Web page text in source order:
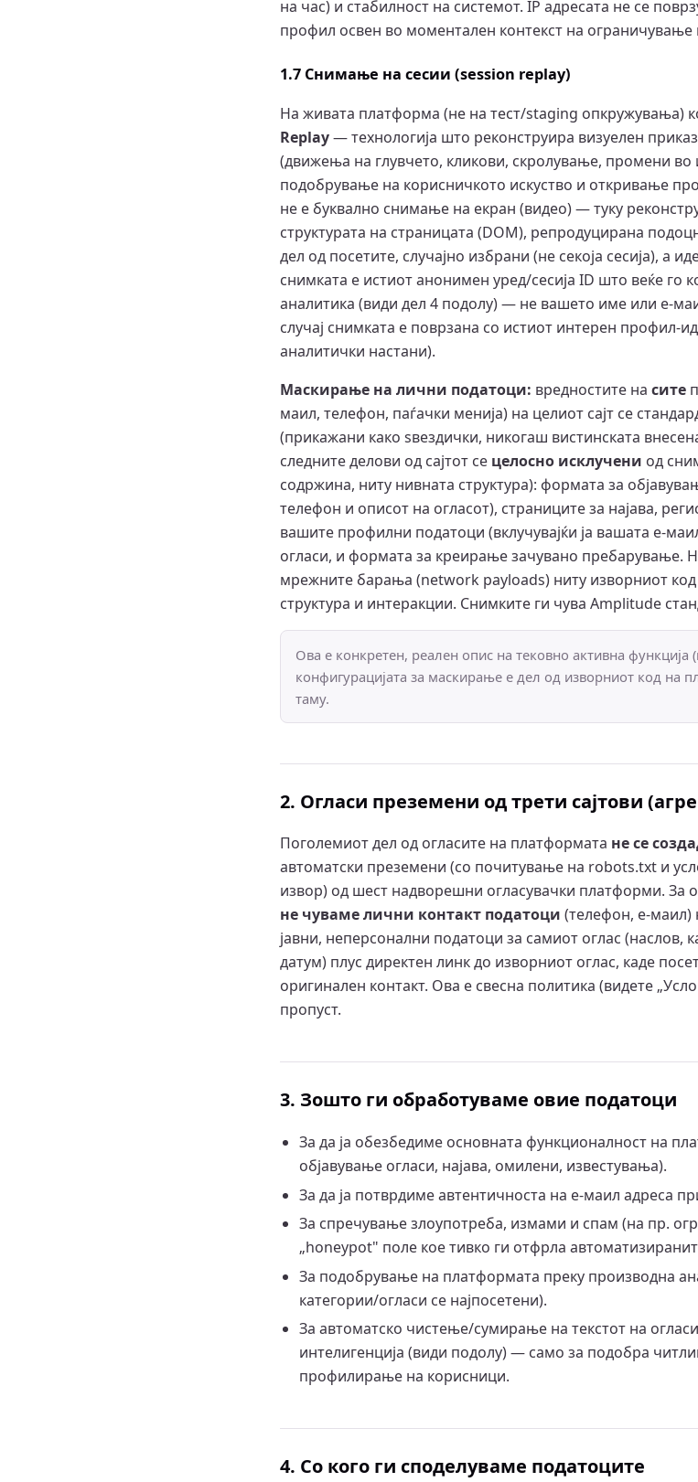
на час) и стабилност на системот. IP адресата не се
профил освен во моментален контекст на ограничување
1.7 Снимање на сесии (session replay)
На живата платформа (не на тест/staging опкружувања)
Replay— технологија што реконструира визуелен
(движења на глувчето, кликови, скролување, промени во
подобрување на корисничкото искуство и откривање
не е буквално снимање на екран (видео) — туку
структурата на страницата (DOM), репродуцирана
дел од посетите, случајно избрани (не секоја сесија), а
снимката е истиот анонимен уред/сесија ID што веќе го
аналитика (види дел 4 подолу) — не вашето име или е-
случај снимката е поврзана со истиот интерен профил-
аналитички настани).
Маскирање на лични податоци: вредностите на сите
маил, телефон, паѓачки менија) на целиот сајт се
(прикажани како ѕвездички, никогаш вистинската
следните делови од сајтот се целосно исклучени од
содржина, ниту нивната структура): формата за
телефон и описот на огласот), страниците за најава,
вашите профилни податоци (вклучувајќи ја вашата е-
огласи, и формата за креирање зачувано пребарување.
мрежните барања (network payloads) ниту изворниот
структура и интеракции. Снимките ги чува Amplitude
Ова е конкретен, реален опис на тековно активна
конфигурацијата за маскирање е дел од изворниот код на
таму.
2. Огласи преземени од трети сајтови
Поголемиот дел од огласите на платформата не се
автоматски преземени (со почитување на robots.txt и
извор) од шест надворешни огласувачки платформи. За
не чуваме лични контакт податоци (телефон, е-маил)
јавни, неперсонални податоци за самиот оглас (наслов,
датум) плус директен линк до изворниот оглас, каде
оригинален контакт. Ова е свесна политика (видете
пропуст.
3. Зошто ги обработуваме овие податоци
За да ја обезбедиме основната функционалност на
објавување огласи, најава, омилени, известувања).
За да ја потврдиме автентичноста на е-маил адреса
За спречување злоупотреба, измами и спам (на пр.
„honeypot" поле кое тивко ги отфрла
За подобрување на платформата преку производна
категории/огласи се најпосетени).
За автоматско чистење/сумирање на текстот на
интелигенција (види подолу) — само за подобра
профилирање на корисници.
4. Со кого ги споделуваме податоците